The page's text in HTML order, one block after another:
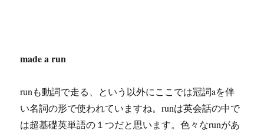
made a run
runも動詞で走る、という以外にここでは冠詞aを伴
い名詞の形で使われていますね。runは英会話の中で
は超基礎英単語の１つだと思います。色々なrunがあ